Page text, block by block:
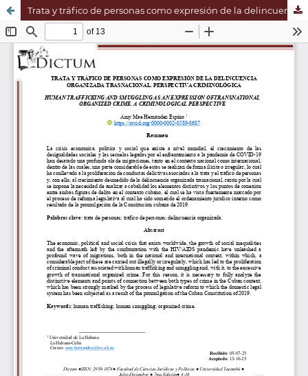
Trata y tráfico de personas como expresión de la delincuencia organizada trasnacional